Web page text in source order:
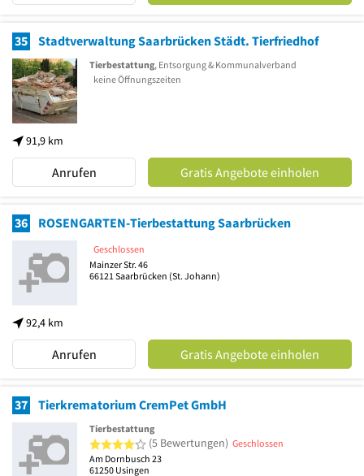
35 Stadtverwaltung Saarbrücken Städt. Tierfriedhof
91,9 km
Tierbestattung, Entsorgung & Kommunalverband
keine Öffnungszeiten
Anrufen Gratis Angebote einholen
36 ROSENGARTEN-Tierbestattung Saarbrücken
92,4 km
Geschlossen
Mainzer Str. 46
66121Saarbrücken (St. Johann)
Anrufen Gratis Angebote einholen
37 Tierkrematorium CremPet GmbH
Tierbestattung
4 von 5 Sternen
(5 Bewertungen) Geschlossen
Am Dornbusch 23
61250 Usingen